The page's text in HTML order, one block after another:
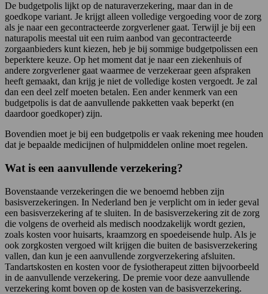
De budgetpolis lijkt op de naturaverzekering, maar dan in de
goedkope variant. Je krijgt alleen volledige vergoeding voor de zorg
als je naar een gecontracteerde zorgverlener gaat. Terwijl je bij een
naturapolis meestal uit een ruim aanbod van gecontracteerde
zorgaanbieders kunt kiezen, heb je bij sommige budgetpolissen een
beperktere keuze. Op het moment dat je naar een ziekenhuis of
andere zorgverlener gaat waarmee de verzekeraar geen afspraken
heeft gemaakt, dan krijg je niet de volledige kosten vergoedt. Je zal
dan een deel zelf moeten betalen. Een ander kenmerk van een
budgetpolis is dat de aanvullende pakketten vaak beperkt (en
daardoor goedkoper) zijn.
Bovendien moet je bij een budgetpolis er vaak rekening mee houden
dat je bepaalde medicijnen of hulpmiddelen online moet regelen.
Wat is een aanvullende verzekering?
Bovenstaande verzekeringen die we benoemd hebben zijn
basisverzekeringen. In Nederland ben je verplicht om in ieder geval
een basisverzekering af te sluiten. In de basisverzekering zit de zorg
die volgens de overheid als medisch noodzakelijk wordt gezien,
zoals kosten voor huisarts, kraamzorg en spoedeisende hulp. Als je
ook zorgkosten vergoed wilt krijgen die buiten de basisverzekering
vallen, dan kun je een aanvullende zorgverzekering afsluiten.
Tandartskosten en kosten voor de fysiotherapeut zitten bijvoorbeeld
in de aanvullende verzekering. De premie voor deze aanvullende
verzekering komt boven op de kosten van de basisverzekering.